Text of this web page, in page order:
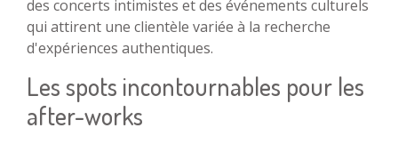
des concerts intimistes et des événements culturels
qui attirent une clientèle variée à la recherche
d'expériences authentiques.
Les spots incontournables pour les
after-works